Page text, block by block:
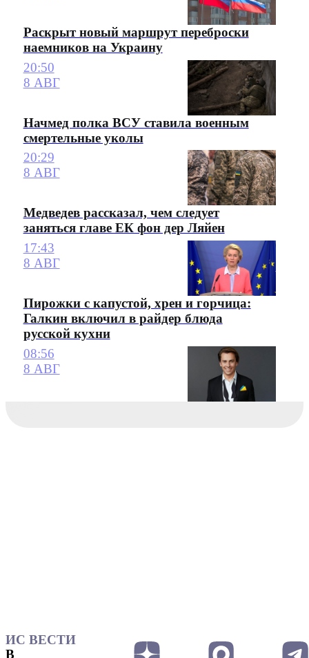
Раскрыт новый маршрут переброски
наемников на Украину
20:50
8 АВГ
Начмед полка ВСУ ставила военным
смертельные уколы
20:29
8 АВГ
Медведев рассказал, чем следует
заняться главе ЕК фон дер Ляйен
17:43
8 АВГ
Пирожки с капустой, хрен и горчица:
Галкин включил в райдер блюда
русской кухни
08:56
8 АВГ
ИС ВЕСТИ
В